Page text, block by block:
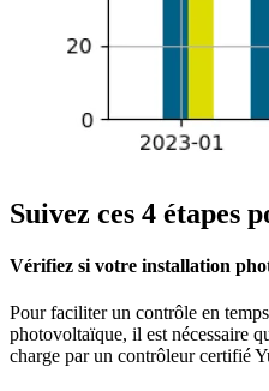
Suivez ces 4 étapes
Vérifiez si votre installation
Pour faciliter un contrôle en
photovoltaïque, il est nécessaire
charge par un contrôleur certifié